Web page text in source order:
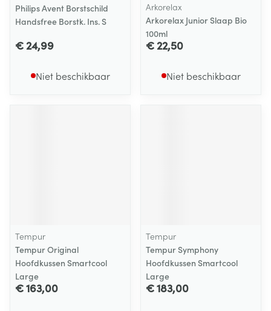
Philips Avent Borstschild
Handsfree Borstk. Ins. S
€ 24,99
Niet beschikbaar
Arkorelax
Arkorelax Junior Slaap Bio
100ml
€ 22,50
Niet beschikbaar
Tempur
Tempur Original
Hoofdkussen Smartcool
Large
€ 163,00
Tempur
Tempur Symphony
Hoofdkussen Smartcool
Large
€ 183,00